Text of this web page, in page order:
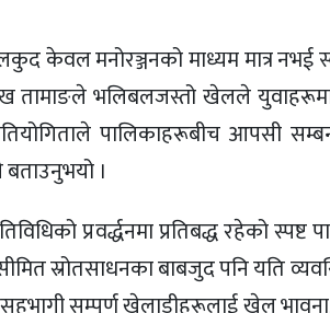
केवल मनोरञ्जनको माध्यम मात्र नभई
तामाङले भलिबलजस्तो खेलले
पालिकाहरूबीच आपसी
बताउनुभयो ।
प्रवर्द्धनमा प्रतिबद्ध रहेको
स्रोतसाधनका बाबजुद पनि यति